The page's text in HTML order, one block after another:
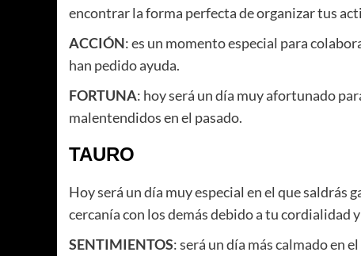
encontrar la forma perfecta de organizar tus
ACCIÓN: es un momento especial para
han pedido ayuda.
FORTUNA: hoy será un día muy afortunado
malentendidos en el pasado.
TAURO
Hoy será un día muy especial en el que saldrás
cercanía con los demás debido a tu cordialidad
SENTIMIENTOS: será un día más calmado en